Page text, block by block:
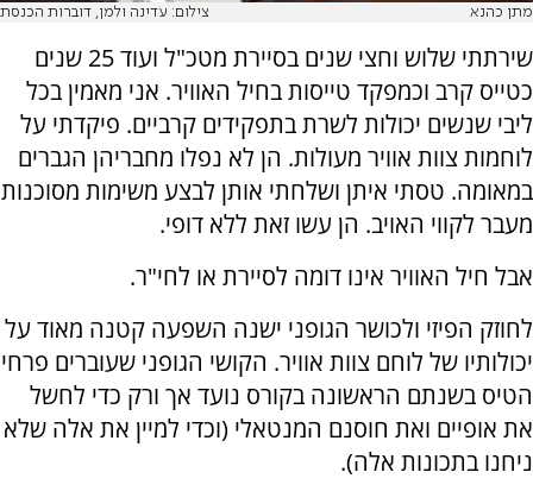
מתן כהנא צילום: עדינה ולמן, דוברות הכנסת
שירתתי שלוש וחצי שנים בסיירת מטכ"ל ועוד 25 שנים
כטייס קרב וכמפקד טייסות בחיל האוויר. אני מאמין בכל
ליבי שנשים יכולות לשרת בתפקידים קרביים. פיקדתי על
לוחמות צוות אוויר מעולות. הן לא נפלו מחבריהן הגברים
במאומה. טסתי איתן ושלחתי אותן לבצע משימות מסוכנות
מעבר לקווי האויב. הן עשו זאת ללא דופי.
אבל חיל האוויר אינו דומה לסיירת או לחי"ר.
לחוזק הפיזי ולכושר הגופני ישנה השפעה קטנה מאוד על
יכולותיו של לוחם צוות אוויר. הקושי הגופני שעוברים פרחי
הטיס בשנתם הראשונה בקורס נועד אך ורק כדי לחשל
את אופיים ואת חוסנם המנטאלי (וכדי למיין את אלה שלא
ניחנו בתכונות אלה).